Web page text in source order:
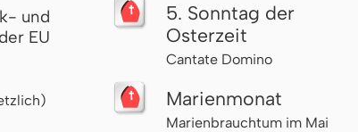
und
EU
5. Sonntag der
Osterzeit
Cantate Domino
Marienmonat
Marienbrauchtum im Mai